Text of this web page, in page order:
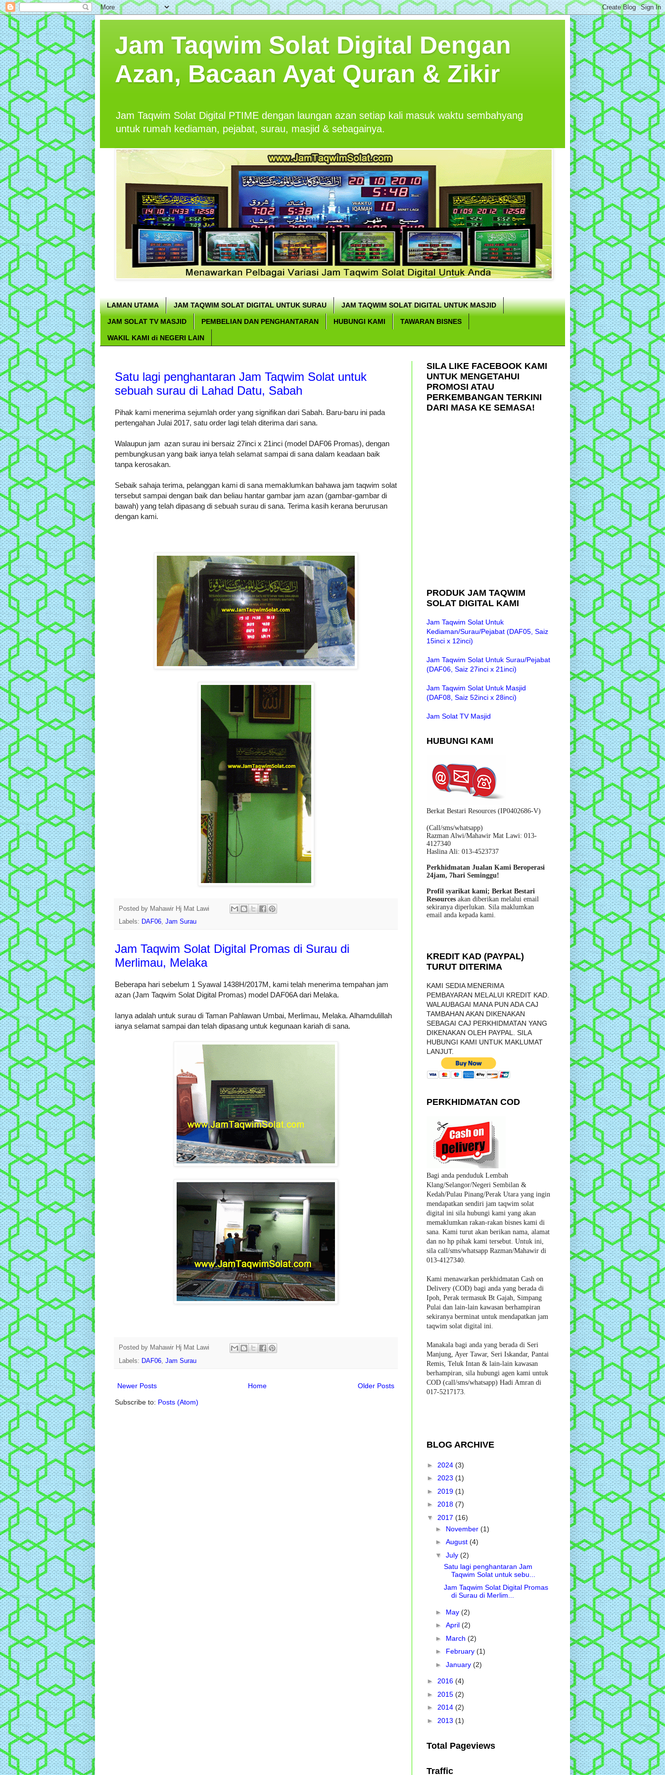
Jam Taqwim Solat Digital Dengan
Azan, Bacaan Ayat Quran & Zikir
Jam Taqwim Solat Digital PTIME dengan laungan azan setiap kali masuk waktu sembahyang
untuk rumah kediaman, pejabat, surau, masjid & sebagainya.
LAMAN UTAMA JAM TAQWIM SOLAT DIGITAL UNTUK SURAU JAM TAQWIM SOLAT DIGITAL UNTUK MASJID
JAM SOLAT TV MASJID PEMBELIAN DAN PENGHANTARAN HUBUNGI KAMI TAWARAN BISNES
WAKIL KAMI di NEGERI LAIN
Satu lagi penghantaran Jam Taqwim Solat untuk
sebuah surau di Lahad Datu, Sabah
Pihak kami menerima sejumlah order yang signifikan dari Sabah. Baru-baru ini pada
pertengahan Julai 2017, satu order lagi telah diterima dari sana.
Walaupun jam azan surau ini bersaiz 27inci x 21inci (model DAF06 Promas), dengan
pembungkusan yang baik ianya telah selamat sampai di sana dalam keadaan baik
tanpa kerosakan.
Sebaik sahaja terima, pelanggan kami di sana memaklumkan bahawa jam taqwim solat
tersebut sampai dengan baik dan beliau hantar gambar jam azan (gambar-gambar di
bawah) yang telah dipasang di sebuah surau di sana. Terima kasih kerana berurusan
dengan kami.
Posted by Mahawir Hj Mat Lawi
Labels: DAF06, Jam Surau
Jam Taqwim Solat Digital Promas di Surau di
Merlimau, Melaka
Beberapa hari sebelum 1 Syawal 1438H/2017M, kami telah menerima tempahan jam
azan (Jam Taqwim Solat Digital Promas) model DAF06A dari Melaka.
Ianya adalah untuk surau di Taman Pahlawan Umbai, Merlimau, Melaka. Alhamdulillah
ianya selamat sampai dan telah dipasang untuk kegunaan kariah di sana.
Posted by Mahawir Hj Mat Lawi
Labels: DAF06 Jam Surau
Newer Posts Older Posts
Home
Subscribe to: Posts (Atom)
SILA LIKE FACEBOOK KAMI
UNTUK MENGETAHUI
PROMOSI ATAU
PERKEMBANGAN TERKINI
DARI MASA KE SEMASA!
PRODUK JAM TAQWIM
SOLAT DIGITAL KAMI
Jam Taqwim Solat Untuk
Kediaman/Surau/Pejabat (DAF05, Saiz
15inci x 12inci)
Jam Taqwim Solat Untuk Surau/Pejabat
(DAF06, Saiz 27inci x 21inci)
Jam Taqwim Solat Untuk Masjid
(DAF08, Saiz 52inci x 28inci)
Jam Solat TV Masjid
HUBUNGI KAMI
Berkat Bestari Resources (IP0402686-V)
(Call/sms/whatsapp)
Razman Alwi/Mahawir Mat Lawi: 013-
4127340
Haslina Ali: 013-4523737
Perkhidmatan Jualan Kami Beroperasi
24jam, 7hari Seminggu!
Profil syarikat kami; Berkat Bestari
Resources akan diberikan melalui email
sekiranya diperlukan. Sila maklumkan
email anda kepada kami.
KREDIT KAD (PAYPAL)
TURUT DITERIMA
KAMI SEDIA MENERIMA
PEMBAYARAN MELALUI KREDIT KAD.
WALAUBAGAI MANA PUN ADA CAJ
TAMBAHAN AKAN DIKENAKAN
SEBAGAI CAJ PERKHIDMATAN YANG
DIKENAKAN OLEH PAYPAL. SILA
HUBUNGI KAMI UNTUK MAKLUMAT
LANJUT.
PERKHIDMATAN COD
Bagi anda penduduk Lembah
Klang/Selangor/Negeri Sembilan &
Kedah/Pulau Pinang/Perak Utara yang ingin
mendapatkan sendiri jam taqwim solat
digital ini sila hubungi kami yang akan
memaklumkan rakan-rakan bisnes kami di
sana. Kami turut akan berikan nama, alamat
dan no hp pihak kami tersebut. Untuk ini,
sila call/sms/whatsapp Razman/Mahawir di
013-4127340.
Kami menawarkan perkhidmatan Cash on
Delivery (COD) bagi anda yang berada di
Ipoh, Perak termasuk Bt Gajah, Simpang
Pulai dan lain-lain kawasan berhampiran
sekiranya berminat untuk mendapatkan jam
taqwim solat digital ini.
Manakala bagi anda yang berada di Seri
Manjung, Ayer Tawar, Seri Iskandar, Pantai
Remis, Teluk Intan & lain-lain kawasan
berhampiran, sila hubungi agen kami untuk
COD (call/sms/whatsapp) Hadi Amran di
017-5217173.
BLOG ARCHIVE
► 2024 (3)
► 2023 (1)
► 2019 (1)
► 2018 (7)
▼ 2017 (16)
► November (1)
► August (4)
▼ July (2)
Satu lagi penghantaran Jam
Taqwim Solat untuk sebu...
Jam Taqwim Solat Digital Promas
di Surau di Merlim...
► May (2)
► April (2)
► March (2)
► February (1)
► January (2)
► 2016 (4)
► 2015 (2)
► 2014 (2)
► 2013 (1)
Total Pageviews
Traffic